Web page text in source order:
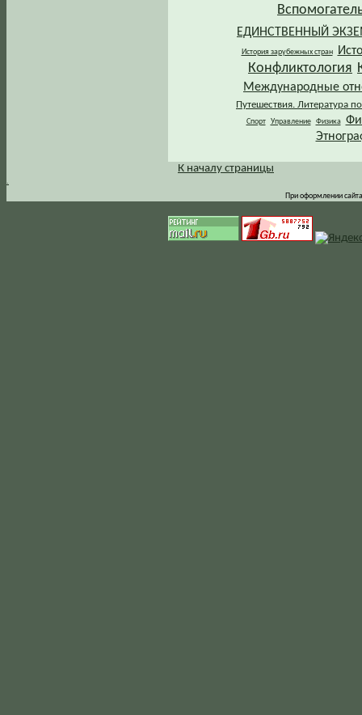
ЕДИНСТВЕННЫЙ
История зарубежных стран
Конфликтология
Международные
Путешествия. Литература
Спорт Управление Физика
.
К началу страницы
При оформлении